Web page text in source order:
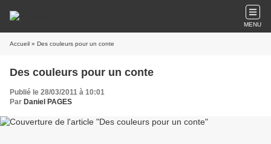
MENU
Accueil » Des couleurs pour un conte
Des couleurs pour un conte
Publié le 28/03/2011 à 10:01
Par Daniel PAGES